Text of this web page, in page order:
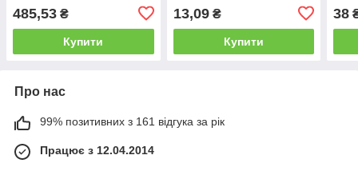
485,53 ₴
Купити
13,09₴
Купити
38
Про нас
99% позитивних з 161 відгука за рік
Працює з 12.04.2014